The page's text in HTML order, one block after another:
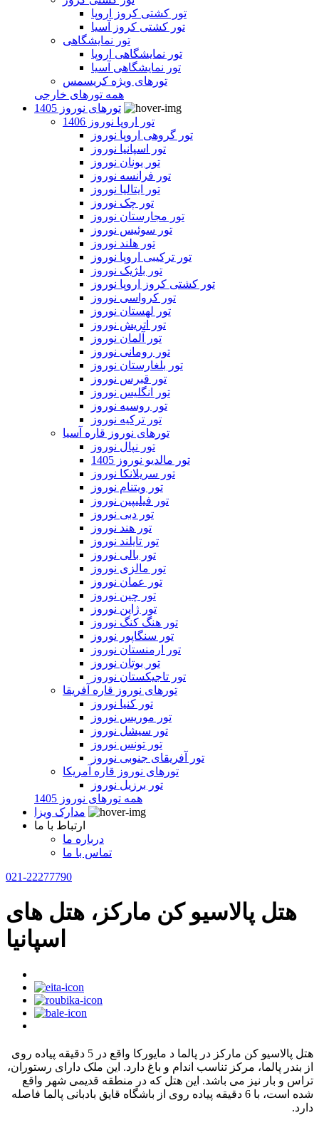
تور کشتی کروز اروپا
تور کشتی کروز آسیا
تور نمایشگاهی
تور نمایشگاهی اروپا
تور نمایشگاهی آسیا
تورهای ویژه کریسمس
همه تورهای خارجی
تورهای نوروز 1405
تور اروپا نوروز 1406
تور گروهی اروپا نوروز
تور اسپانیا نوروز
تور یونان نوروز
تور فرانسه نوروز
تور ایتالیا نوروز
تور چک نوروز
تور مجارستان نوروز
تور سوئیس نوروز
تور هلند نوروز
تور ترکیبی اروپا نوروز
تور بلژیک نوروز
تور کشتی کروز اروپا نوروز
تور کرواسی نوروز
تور لهستان نوروز
تور اتریش نوروز
تور آلمان نوروز
تور رومانی نوروز
تور بلغارستان نوروز
تور قبرس نوروز
تور انگلیس نوروز
تور روسیه نوروز
تور ترکیه نوروز
تورهای نوروز قاره آسیا
تور نپال نوروز
تور مالدیو نوروز 1405
تور سریلانکا نوروز
تور ویتنام نوروز
تور فیلیپین نوروز
تور دبی نوروز
تور هند نوروز
تور تایلند نوروز
تور بالی نوروز
تور مالزی نوروز
تور عمان نوروز
تور چین نوروز
تور ژاپن نوروز
تور هنگ کنگ نوروز
تور سنگاپور نوروز
تور ارمنستان نوروز
تور بوتان نوروز
تور تاجیکستان نوروز
تورهای نوروز قاره آفریقا
تور کنیا نوروز
تور موریس نوروز
تور سیشل نوروز
تور تونس نوروز
تور آفریقای جنوبی نوروز
تورهای نوروز قاره آمریکا
تور برزیل نوروز
همه تورهای نوروز 1405
مدارک ویزا
ارتباط با ما
درباره ما
تماس با ما
021-22277790
هتل پالاسیو کن مارکز، هتل های
اسپانیا
هتل پالاسیو کن مارکز در پالما د مایورکا واقع در 5 دقیقه پیاده روی
از بندر پالما، مرکز تناسب اندام و باغ دارد. این ملک دارای رستوران،
تراس و بار نیز می باشد. این هتل که در منطقه قدیمی شهر واقع
شده است، با 6 دقیقه پیاده روی از باشگاه قایق بادبانی پالما فاصله
دارد.